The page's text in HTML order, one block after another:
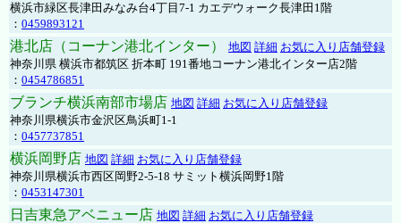
横浜市緑区長津田みなみ台4丁目7-1 カエデウォーク長津田1階
： 0459893121
港北店（コーナン港北インター） 地図 詳細 お気に入り店舗登録
神奈川県 横浜市都筑区 折本町 191番地コーナン港北インター店2階
： 0454786851
ブランチ横浜南部市場店 地図 詳細 お気に入り店舗登録
神奈川県横浜市金沢区鳥浜町1-1
： 0457737851
横浜岡野店 地図 詳細 お気に入り店舗登録
神奈川県横浜市西区岡野2-5-18 サミット横浜岡野1階
： 0453147301
日吉東急アベニュー店 地図 詳細 お気に入り店舗登録